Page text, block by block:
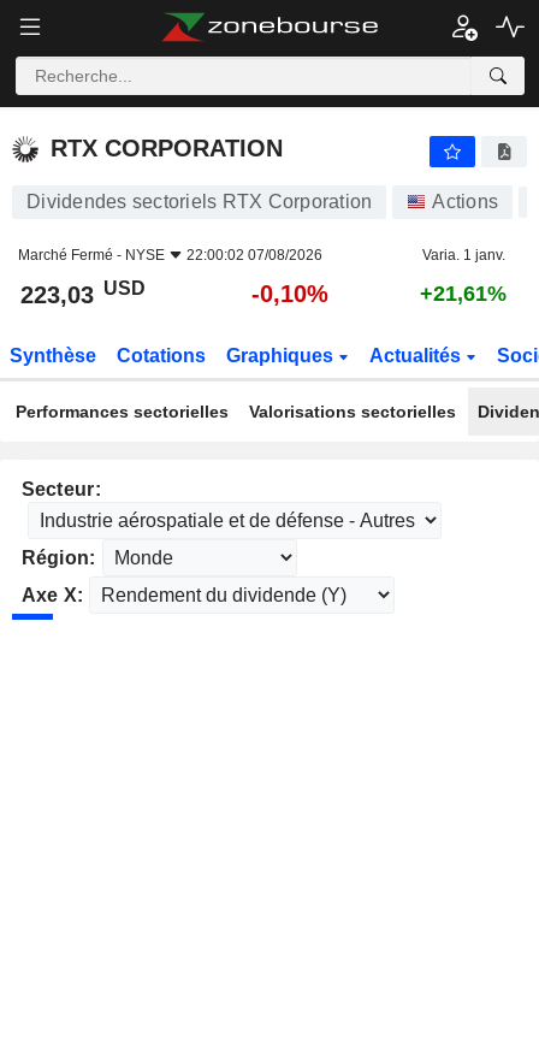
RTX CORPORATION
RTX CORPORATION
Dividendes sectoriels RTX Corporation Actions
Marché Fermé - NYSE 22:00:02 07/08/2026 Varia. 1 janv.
223,03 USD -0,10% +21,61%
Synthèse Cotations Graphiques Actualités
Performances sectorielles Valorisations sectorielles
Secteur:
Région:
Axe X: